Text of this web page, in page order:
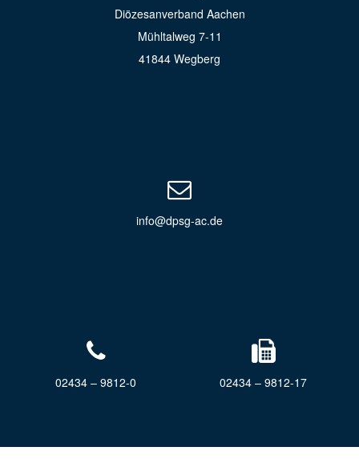
Diözesanverband Aachen
Mühltalweg 7-11
41844 Wegberg
info@dpsg-ac.de
02434 – 9812-0 02434 – 9812-17